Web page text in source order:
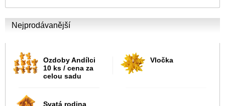
Nejprodávanější
Ozdoby Andílci
10 ks / cena za
celou sadu
Vločka
Svatá rodina